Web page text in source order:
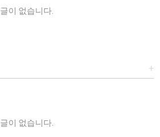
글이 없습니다.
+
글이 없습니다.